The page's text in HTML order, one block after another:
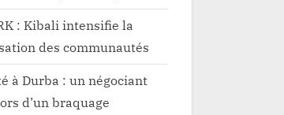
: Kibali intensifie la
des communautés
à Durba : un négociant
d’un braquage